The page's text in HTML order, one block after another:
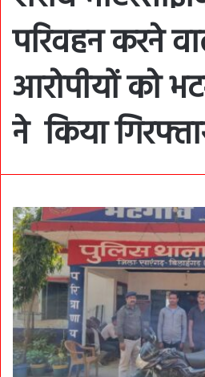
परिवहन करने
आरोपीयों को
ने किया